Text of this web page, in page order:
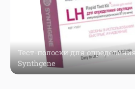
Тест-полоски для
Synthgene